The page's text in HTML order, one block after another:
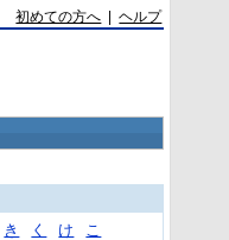
初めての方へ |ヘルプ
き く け
こ